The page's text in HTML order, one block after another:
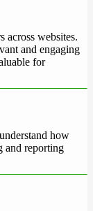
across websites.
and engaging
for
how
and reporting